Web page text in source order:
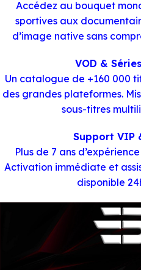
Accédez au bouquet
sportives aux
d’image native sans
VOD &
Un catalogue de +160 000
des grandes plateformes.
sous-titres
Support VIP
Plus de 7 ans
Activation immédiate et
disponible